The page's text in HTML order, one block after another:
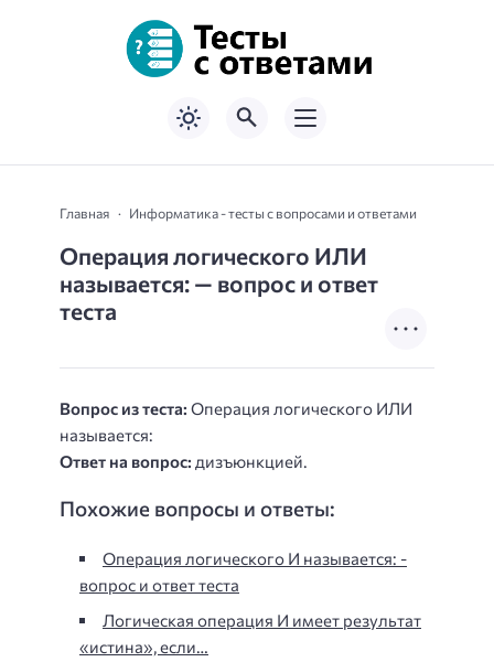
Главная Информатика - тесты с вопросами и ответами
Операция логического ИЛИ
называется: — вопрос и ответ
теста
Вопрос из теста: Операция логического ИЛИ
называется:
Ответ на вопрос: дизъюнкцией.
Похожие вопросы и ответы:
Операция логического И называется: -
вопрос и ответ теста
Логическая операция И имеет результат
«истина», если…